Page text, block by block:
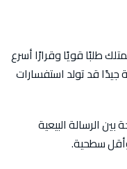
طلبًا قويًا وقرارًا أسرع
جيدًا قد تولد استفسارات
الرسالة البيعية
سطحية.